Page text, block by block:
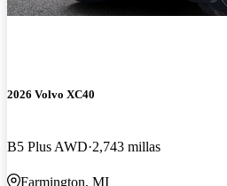
2026 Volvo XC40
B5 Plus AWD 2,743 millas
Farmington, MI